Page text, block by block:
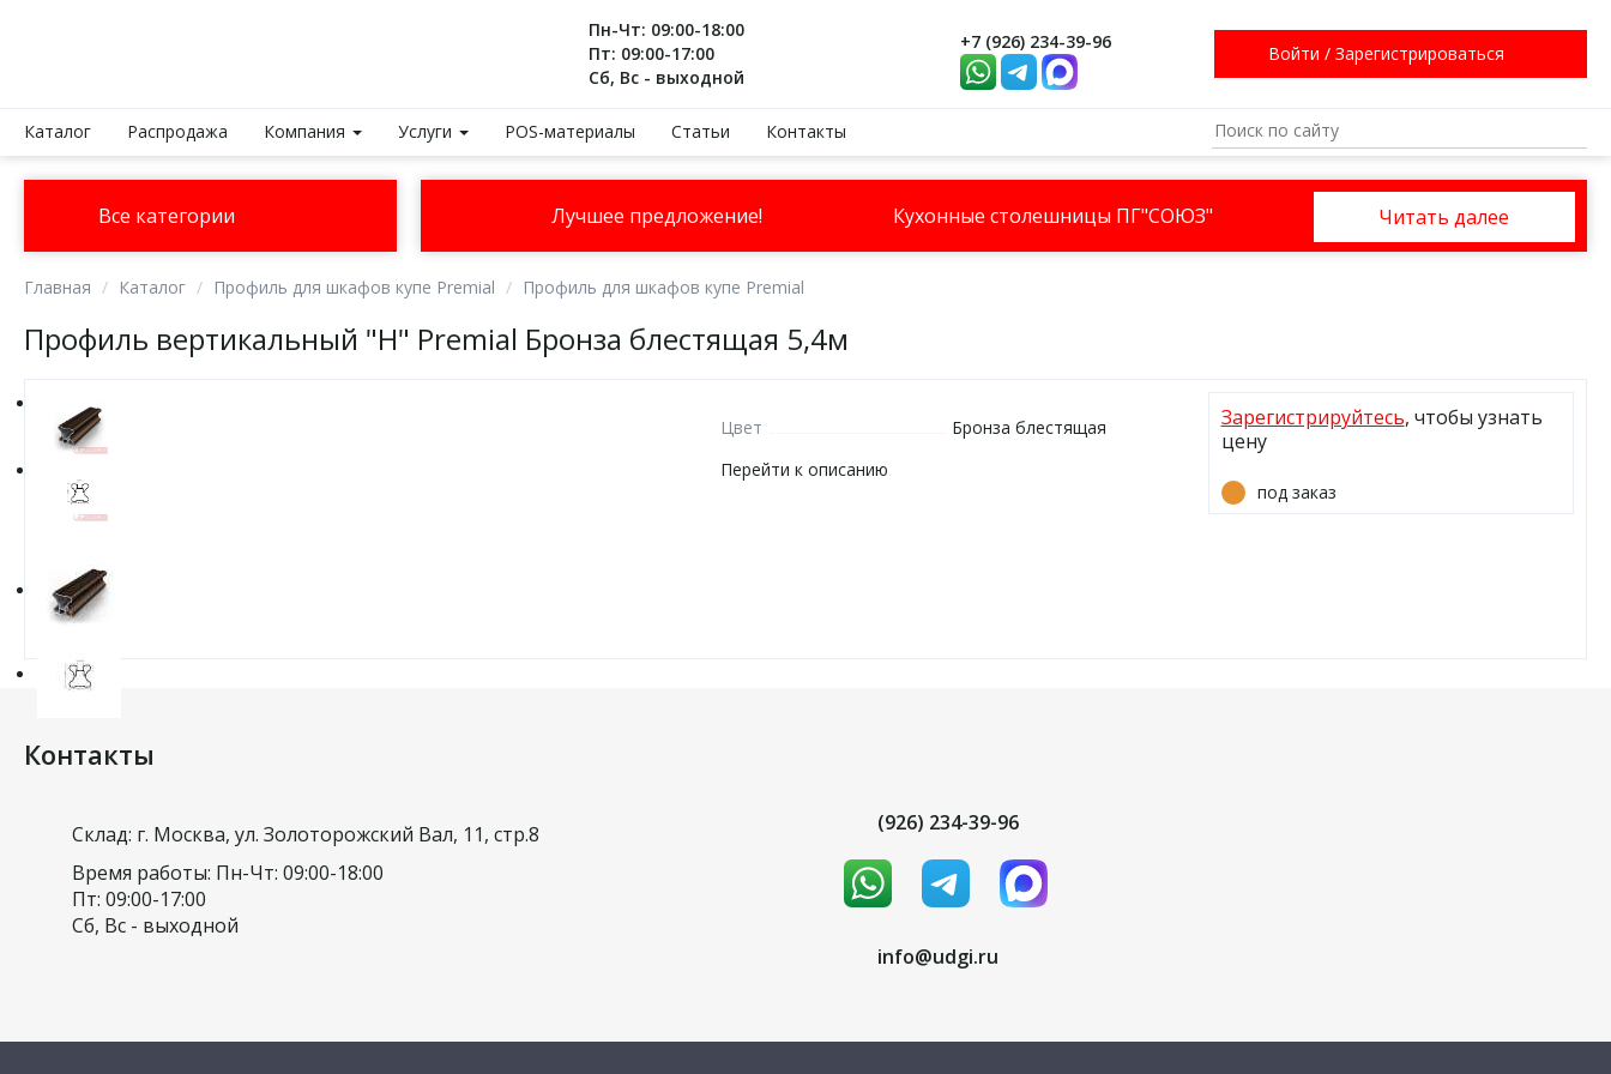
Пн-Чт: 09:00-18:00
Пт: 09:00-17:00
Сб, Вс - выходной
+7 (926) 234-39-96
Войти / Зарегистрироваться
Каталог Распродажа Компания Услуги POS-материалы Статьи Контакты
Все категории Лучшее предложение! Кухонные столешницы ПГ"СОЮЗ" Читать далее
Главная Каталог Профиль для шкафов купе Premial Профиль для шкафов купе Premial
Профиль вертикальный "H" Premial Бронза блестящая 5,4м
Цвет
Бронза блестящая
Перейти к описанию
Зарегистрируйтесь, чтобы узнать
цену
под заказ
Контакты
Склад: г. Москва, ул. Золоторожский Вал, 11, стр.8
Время работы: Пн-Чт: 09:00-18:00
Пт: 09:00-17:00
Сб, Вс - выходной
(926) 234-39-96
info@udgi.ru